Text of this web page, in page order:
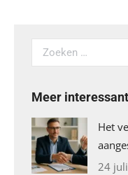
Search:
Meer
Het
24